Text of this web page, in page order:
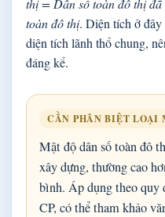
thị = Dân số toàn đô thị
toàn đô thị. Diện tích ở đây
diện tích lãnh thổ chung,
đáng kể.
CẦN PHÂN BIỆT LOẠI
Mật độ dân số toàn đô
xây dựng, thường cao
bình. Áp dụng theo
CP, có thể tham khảo